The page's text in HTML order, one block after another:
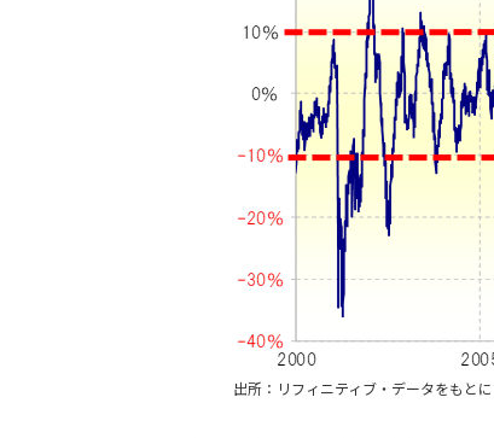
出所：リフィニティブ・データをもと